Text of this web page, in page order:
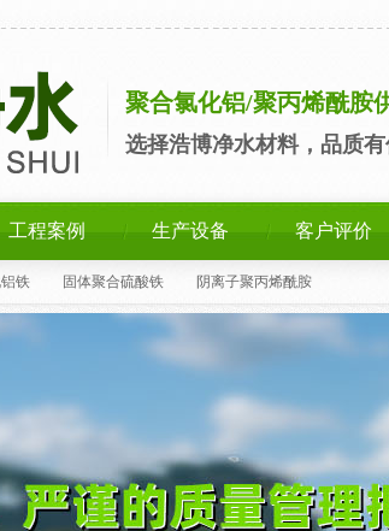
聚合氯化铝/聚丙烯酰胺
选择浩博净水材料，品质有
工程案例 生产设备 客户评价
铁 固体聚合硫酸铁 阴离子聚丙烯酰胺